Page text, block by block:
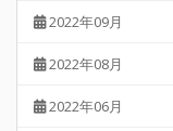
2022年09月
2022年08月
2022年06月